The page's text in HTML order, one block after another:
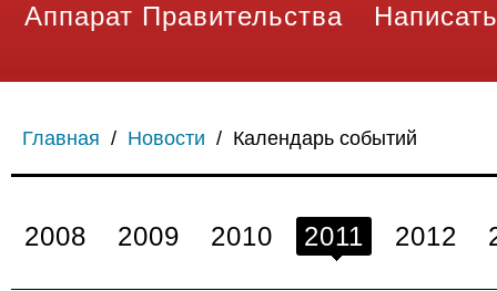
Аппарат Правительства
Главная / Новости / Календарь событий
2008 2009 2010 2011 2012